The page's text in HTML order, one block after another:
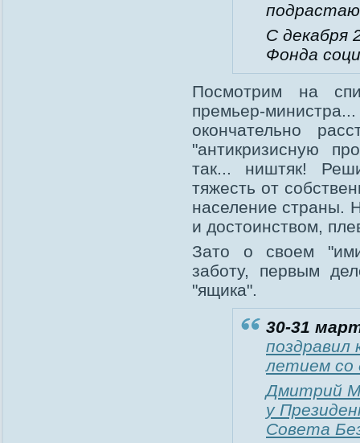
С декабря
Фонда
Посмотрим на
премьер-
окончательно
"антикризисную
так... ништяк!
тяжесть от
население страны.
и достоинством,
Зато о своем
заботу, первым
"ящика".
30-31
поздравил
летием со
Дмитрий
у
Совета